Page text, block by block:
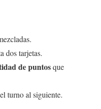
dos tarjetas.
de puntosque
turno al siguiente.